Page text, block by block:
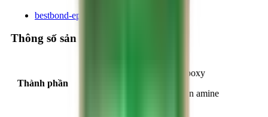
bestbond-ep750-confix_43bc2a1b.pdf
Thông số sản phẩm
Thành phần
Thành phần A: Nhựa epoxy
Thành phần B: Đóng rắn amine